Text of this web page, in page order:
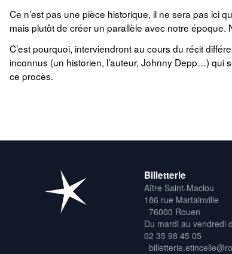
Ce n’est pas une pièce historique, il ne sera pas ici
mais plutôt de créer un parallèle avec notre
C’est pourquoi, interviendront au cours du récit
inconnus (un historien, l’auteur, Johnny Depp…) qui
ce procès.
Billetterie
Aître Saint-Maclou
186 rue Martainville
76000 Rouen
Du mardi au vendredi
02 35 98 45 05